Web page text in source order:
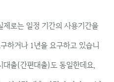
로는 일정 기간의 사용기간을
하거나 1년을 요구하고 있습니
출(간편대출)도 동일한데요,